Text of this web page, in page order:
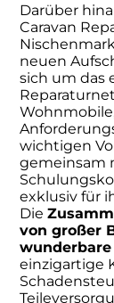
Darüber
Caravan
neuen
sich um das
wichtigen
gemeinsam
exklusiv für
Die
von großer
einzigartige